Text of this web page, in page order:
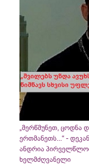
„მერწმუნეთ, ცოდნა
ერთმანეთს...“ -
ანდრია
ხელმძღვანელი